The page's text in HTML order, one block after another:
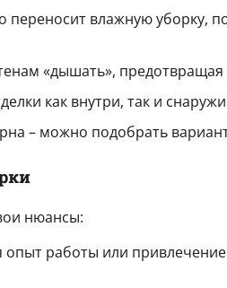
переносит влажную уборку,
«дышать»,
как внутри, так и
– можно подобрать
нюансы:
опыт работы или